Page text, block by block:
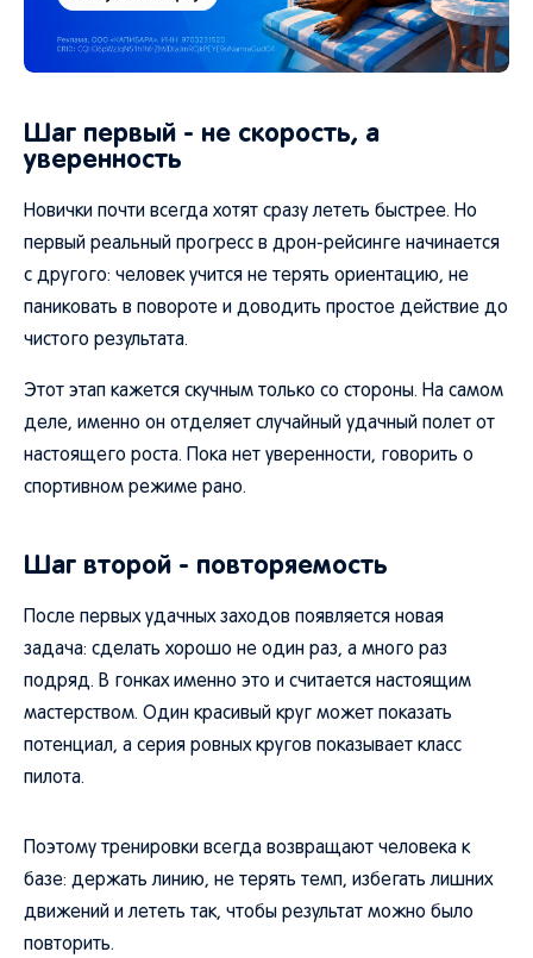
Шаг первый - не скорость, а
уверенность
Новички почти всегда хотят сразу лететь быстрее. Но
первый реальный прогресс в дрон-рейсинге начинается
с другого: человек учится не терять ориентацию, не
паниковать в повороте и доводить простое действие до
чистого результата.
Этот этап кажется скучным только со стороны. На самом
деле, именно он отделяет случайный удачный полет от
настоящего роста. Пока нет уверенности, говорить о
спортивном режиме рано.
Шаг второй - повторяемость
После первых удачных заходов появляется новая
задача: сделать хорошо не один раз, а много раз
подряд. В гонках именно это и считается настоящим
мастерством. Один красивый круг может показать
потенциал, а серия ровных кругов показывает класс
пилота.
Поэтому тренировки всегда возвращают человека к
базе: держать линию, не терять темп, избегать лишних
движений и лететь так, чтобы результат можно было
повторить.